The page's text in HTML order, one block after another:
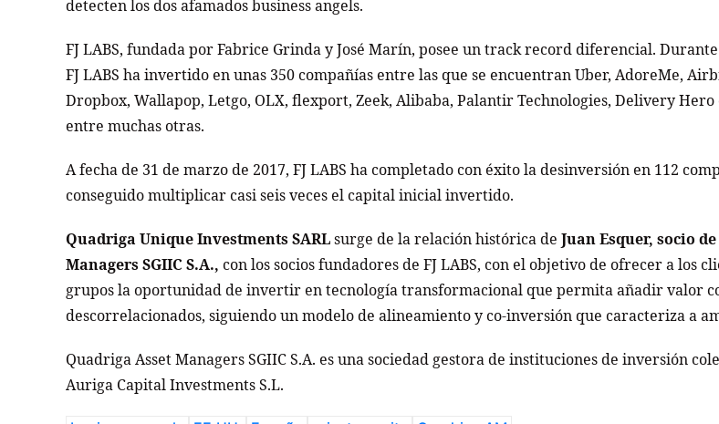
detecten los dos afamados business angels.
FJ LABS, fundada por Fabrice Grinda y José Marín, posee un track record diferencial. Durante
FJ LABS ha invertido en unas 350 compañías entre las que se encuentran Uber, AdoreMe,
Dropbox, Wallapop, Letgo, OLX, flexport, Zeek, Alibaba, Palantir Technologies, Delivery Hero
entre muchas otras.
A fecha de 31 de marzo de 2017, FJ LABS ha completado con éxito la desinversión en 112
conseguido multiplicar casi seis veces el capital inicial invertido.
Quadriga Unique Investments SARLsurge de la relación histórica de Juan Esquer, socio
Managers SGIIC S.A., con los socios fundadores de FJ LABS, con el objetivo de ofrecer a los
grupos la oportunidad de invertir en tecnología transformacional que permita añadir valor
descorrelacionados, siguiendo un modelo de alineamiento y co-inversión que caracteriza a
Quadriga Asset Managers SGIIC S.A. es una sociedad gestora de instituciones de inversión
Auriga Capital Investments S.L.